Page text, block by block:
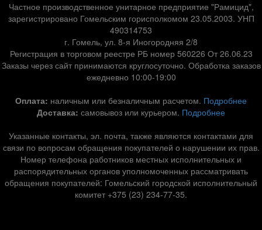
Частное производственное унитарное предприятие "Рамицид",
зарегистрировано Гомельским горисполкомом 23.05.2003. УНП
490314753
г. Гомель, ул. 8-я Иногородняя 2/8
Регистрация в торговом реестре РБ номер 560226 От 26.06.23
Заказы через сайт принимаются круглосуточно. Обработка заказов
ежедневно 10:00-19:00
Оплата: наличным или безналичным расчетом. Подробнее
Доставка: самовывоз или курьером. Подробнее
Указанные контакты, эл. почта, также являются контактами для
связи по вопросам обращения покупателей о нарушении их прав.
Номер телефона работников местных исполнительных и
распорядительных органов уполномоченных рассматривать
обращения покупателей: Гомельский городской исполнительный
комитет +375 (23) 234-77-35.